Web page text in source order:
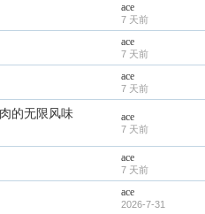
ace
7 天前
ace
7 天前
ace
7 天前
的无限风味
ace
7 天前
ace
7 天前
ace
2026-7-31